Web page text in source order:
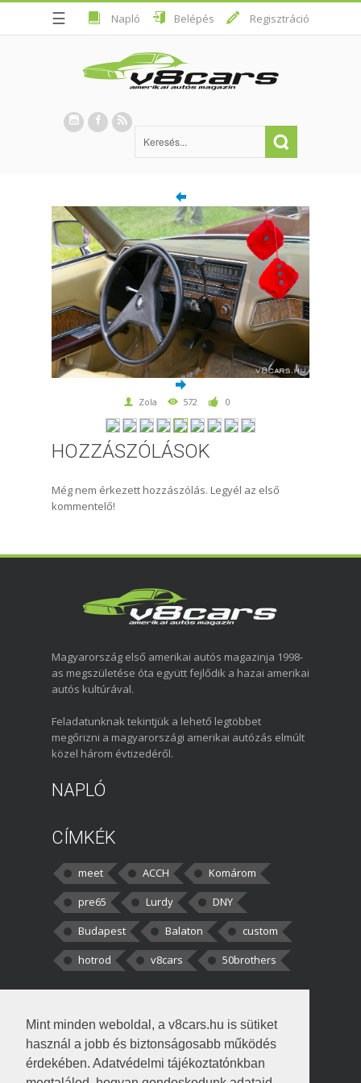
Mint minden weboldal, a v8cars.hu is sütiket
használ a jobb és biztonságosabb működés
érdekében. Adatvédelmi tájékoztatónkban
☰ Napló Belépés Regisztráció
Zola 572 0
HOZZÁSZÓLÁSOK
Még nem érkezett hozzászólás. Legyél az első
kommentelő!
Magyarország első amerikai autós magazinja 1998-
as megszületése óta együtt fejlődik a hazai amerikai
autós kultúrával.
Feladatunknak tekintjük a lehető legtöbbet
megőrizni a magyarországi amerikai autózás elmúlt
közel három évtizedéről.
NAPLÓ
CÍMKÉK
meet ACCH
Komárom
pre65
Lurdy
DNY
Budapest
Balaton
custom
hotrod
v8cars 50brothers
kortisz:Elszúrtam! Én csak két
darabbaal számoltam. Nem tudtam, hogy fél autót,